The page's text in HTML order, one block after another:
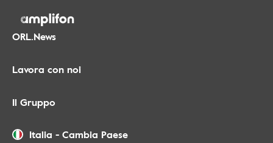
ORL.News
Lavora con noi
Il Gruppo
Italia - Cambia Paese